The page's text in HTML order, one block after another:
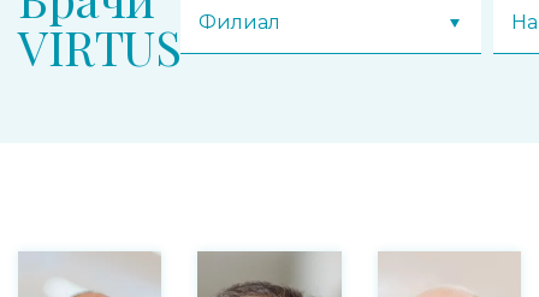
VIRTUS Филиал